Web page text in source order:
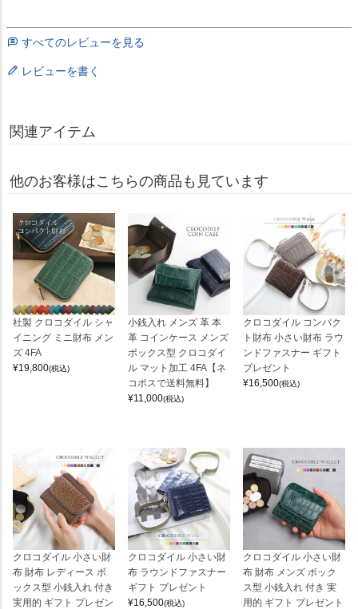
すべてのレビューを見る
レビューを書く
関連アイテム
他のお客様はこちらの商品も見ています
社製 クロコダイル シャ
イニング ミニ財布 メン
ズ 4FA
¥19,800(税込)
小銭入れ メンズ 革 本
革 コインケース メンズ
ボックス型 クロコダイ
ル マット加工 4FA【ネ
コポスで送料無料】
¥11,000(税込)
クロコダイル コンパク
ト財布 小さい財布 ラウ
ンドファスナー ギフト
プレゼント
¥16,500(税込)
クロコダイル 小さい財
布 財布 レディース ボ
ックス型 小銭入れ 付き
実用的 ギフト プレゼン
クロコダイル 小さい財
布 ラウンドファスナー
ギフト プレゼント
¥16,500(税込)
クロコダイル 小さい財
布 財布 メンズ ボック
ス型 小銭入れ 付き 実
用的 ギフト プレゼント